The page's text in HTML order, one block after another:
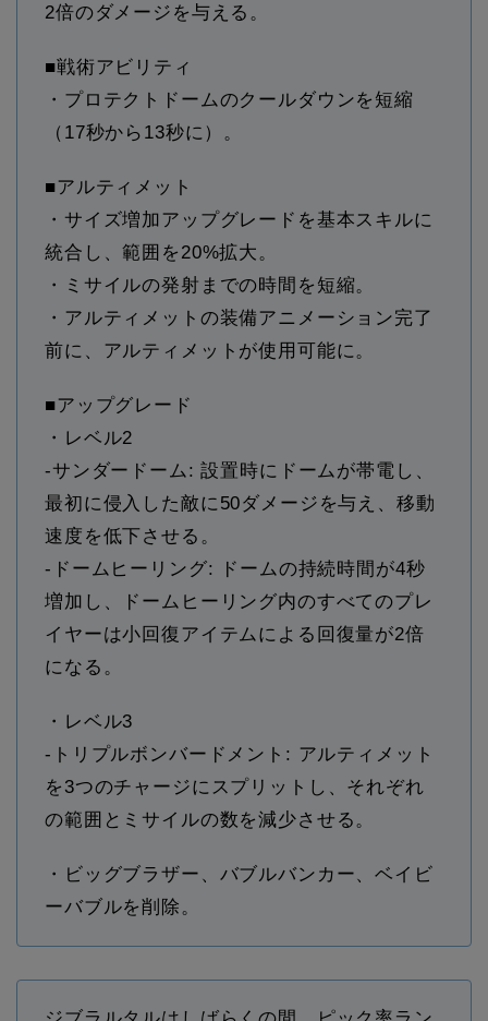
2倍のダメージを与える。
■戦術アビリティ
・プロテクトドームのクールダウンを短縮
（17秒から13秒に）。
■アルティメット
・サイズ増加アップグレードを基本スキルに
統合し、範囲を20%拡大。
・ミサイルの発射までの時間を短縮。
・アルティメットの装備アニメーション完了
前に、アルティメットが使用可能に。
■アップグレード
・レベル2
-サンダードーム: 設置時にドームが帯電し、
最初に侵入した敵に50ダメージを与え、移動
速度を低下させる。
-ドームヒーリング: ドームの持続時間が4秒
増加し、ドームヒーリング内のすべてのプレ
イヤーは小回復アイテムによる回復量が2倍
になる。
・レベル3
-トリプルボンバードメント: アルティメット
を3つのチャージにスプリットし、それぞれ
の範囲とミサイルの数を減少させる。
・ビッグブラザー、バブルバンカー、ベイビ
ーバブルを削除。